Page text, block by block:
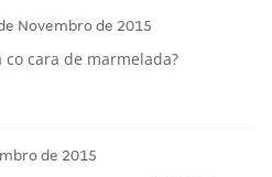
Novembro de 2015
co cara de marmelada?
de 2015